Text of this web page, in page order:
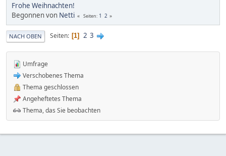
Frohe Weihnachten!
Begonnen von Netti Seiten 1 2
NACH OBEN Seiten 1 2 3
Umfrage
Verschobenes Thema
Thema geschlossen
Angeheftetes Thema
Thema, das Sie beobachten